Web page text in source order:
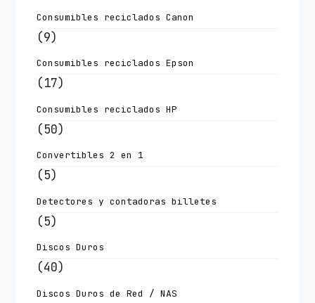
Consumibles reciclados Canon
(9)
Consumibles reciclados Epson
(17)
Consumibles reciclados HP
(50)
Convertibles 2 en 1
(5)
Detectores y contadoras billetes
(5)
Discos Duros
(40)
Discos Duros de Red / NAS